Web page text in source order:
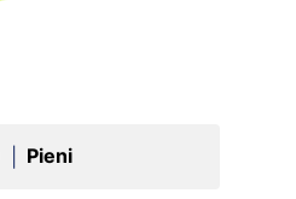
Pieni